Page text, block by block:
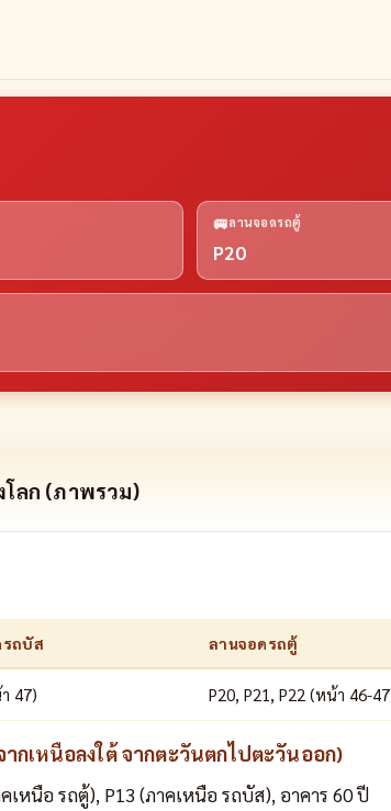
🚐ลานจอดรถตู้
P20
ลก (ภาพรวม)
ถบัส ลานจอดรถตู้
47) P20, P21, P22 (หน้า 46-
กเหนือลงใต้ จากตะวันตกไปตะวันออก)
เหนือ รถตู้), P13 (ภาคเหนือ รถบัส), อาคาร 60 ปี